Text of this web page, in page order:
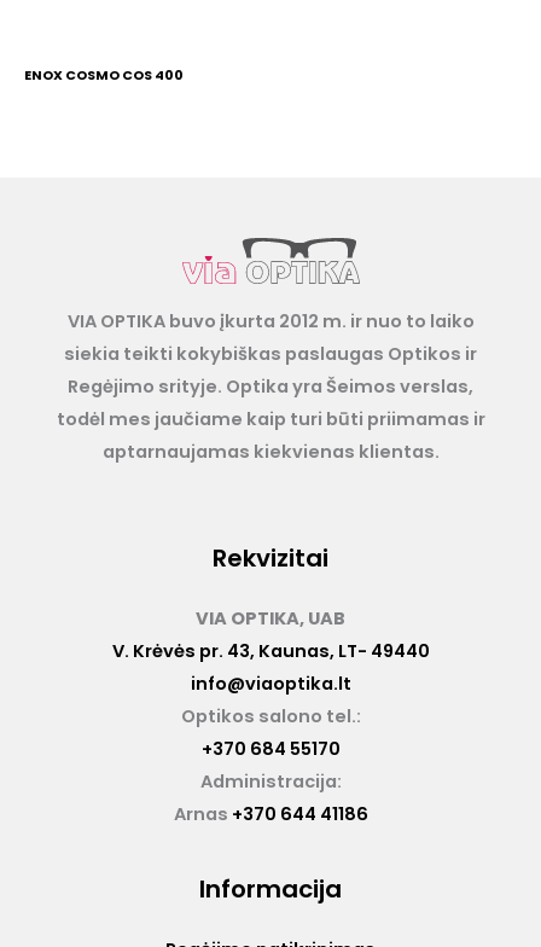
ENOX COSMO COS 400
VIA OPTIKA buvo įkurta 2012 m. ir nuo to laiko
siekia teikti kokybiškas paslaugas Optikos ir
Regėjimo srityje. Optika yra Šeimos verslas,
todėl mes jaučiame kaip turi būti priimamas ir
aptarnaujamas kiekvienas klientas.
Rekvizitai
VIA OPTIKA, UAB
V. Krėvės pr. 43, Kaunas, LT- 49440
info@viaoptika.lt
Optikos salono tel.:
+370 684 55170
Administracija:
Arnas +370 644 41186
Informacija